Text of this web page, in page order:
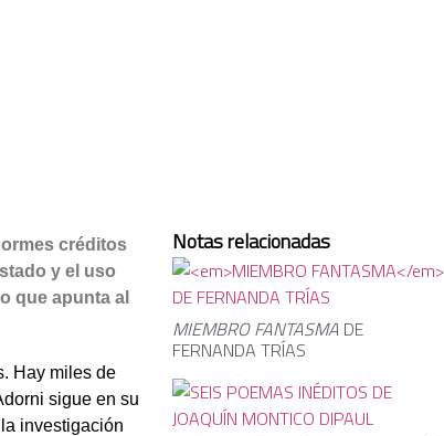
créditos
y el uso
que apunta al
Hay miles de
sigue en su
investigación
Notas relacionadas
MIEMBRO FANTASMA DE
FERNANDA TRÍAS